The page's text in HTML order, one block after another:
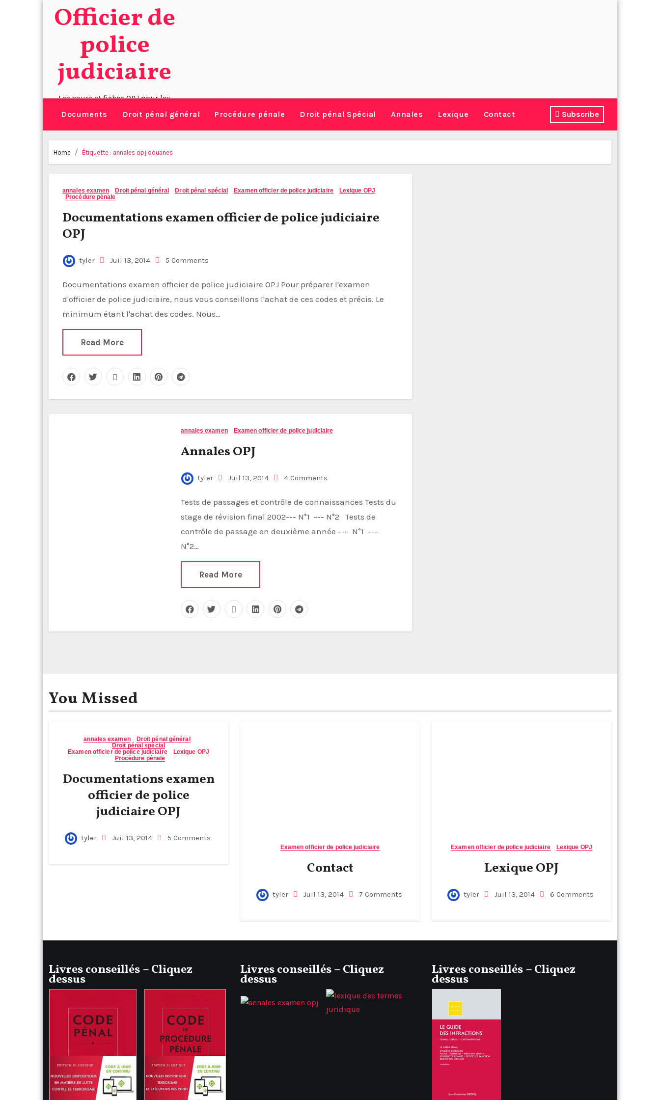
Officier de
police
judiciaire
Les cours et fiches OPJ pour les
policiers, gendarmes et douaniers
Documents Droit pénal général Procédure pénale Droit pénal Spécial Annales Lexique Contact Subscribe
Home Étiquette : annales opj douanes
annales examen Droit pénal général Droit pénal spécial Examen officier de police judiciaire
Lexique OPJ
Procédure pénale
Documentations examen officier de police judiciaire
OPJ
tyler Juil 13, 2014 5 Comments
Documentations examen officier de police judiciaire OPJ Pour préparer l'examen
d'officier de police judiciaire, nous vous conseillons l'achat de ces codes et précis. Le
minimum étant l'achat des codes. Nous…
Read More
annales examen Examen officier de police judiciaire
Annales OPJ
tyler Juil 13, 2014 4 Comments
Tests de passages et contrôle de connaissances Tests du
stage de révision final 2002--- N°1 --- N°2 Tests de
contrôle de passage en deuxième année --- N°1 ---
N°2…
Read More
You Missed
annales examen
Droit pénal général
Droit pénal spécial
Examen officier de police judiciaire
Lexique OPJ
Procédure pénale
Documentations examen
officier de police
judiciaire OPJ
tyler Juil 13, 2014 5 Comments
Examen officier de police judiciaire
Contact
tyler Juil 13, 2014 7 Comments
Examen officier de police judiciaire Lexique OPJ
Lexique OPJ
tyler Juil 13, 2014 6 Comments
Livres conseillés – Cliquez
dessus
Livres conseillés – Cliquez
dessus
Livres conseillés – Cliquez
dessus